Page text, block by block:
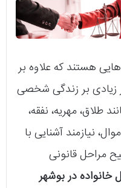
هستند که علاوه بر
زیادی بر زندگی شخصی
طلاق، مهریه، نفقه،
نیازمند آشنایی با
مراحل قانونی
خانواده در بوشهر